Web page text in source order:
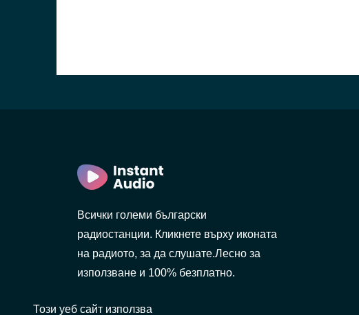
Всички големи български
радиостанции. Кликнете върху иконата
на радиото, за да слушате.Лесно за
използване и 100% безплатно.
Този уеб сайт използва